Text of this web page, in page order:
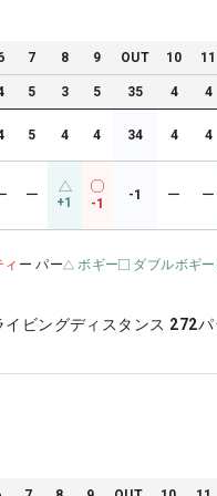
7 8 9 OUT 10 11
5 3 5 35 4 4
5 4 4 34 4 4
ー +1 -1
-1 ー ー
ィ ー パー ボギー ダブルボギ
イビングディスタンス 272パ